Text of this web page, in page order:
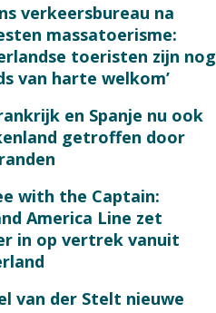
verkeersbureau na
massatoerisme:
toeristen zijn nog
van harte welkom’
en Spanje nu ook
getroffen door
with the Captain:
America Line zet
in op vertrek vanuit
van der Stelt nieuwe